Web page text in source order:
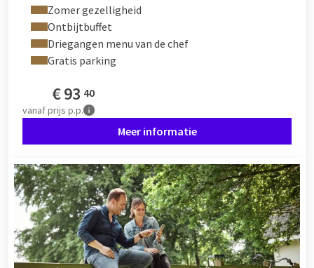
Zomer gezelligheid
Ontbijtbuffet
Driegangen menu van de chef
Gratis parking
€93 40
vanafprijs p.p.
Meer informatie